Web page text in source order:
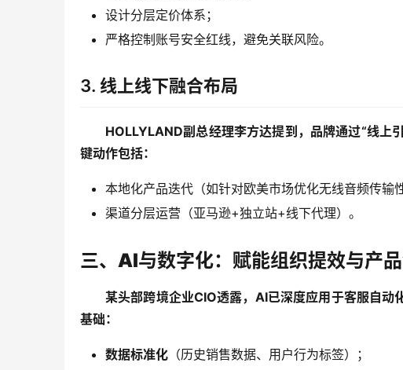
设计分层定价体系；
严格控制账号安全红线，避免关联风险。
3. 线上线下融合布局
HOLLYLAND副总经理李方达提到，品牌通过“线
键动作包括：
本地化产品迭代（如针对欧美市场优化无线音频传输
渠道分层运营（亚马逊+独立站+线下代理）。
三、AI与数字化：赋能组织提效与产
某头部跨境企业CIO透露，AI已深度应用于客服自
基础：
数据标准化 （历史销售数据、用户行为标签）；